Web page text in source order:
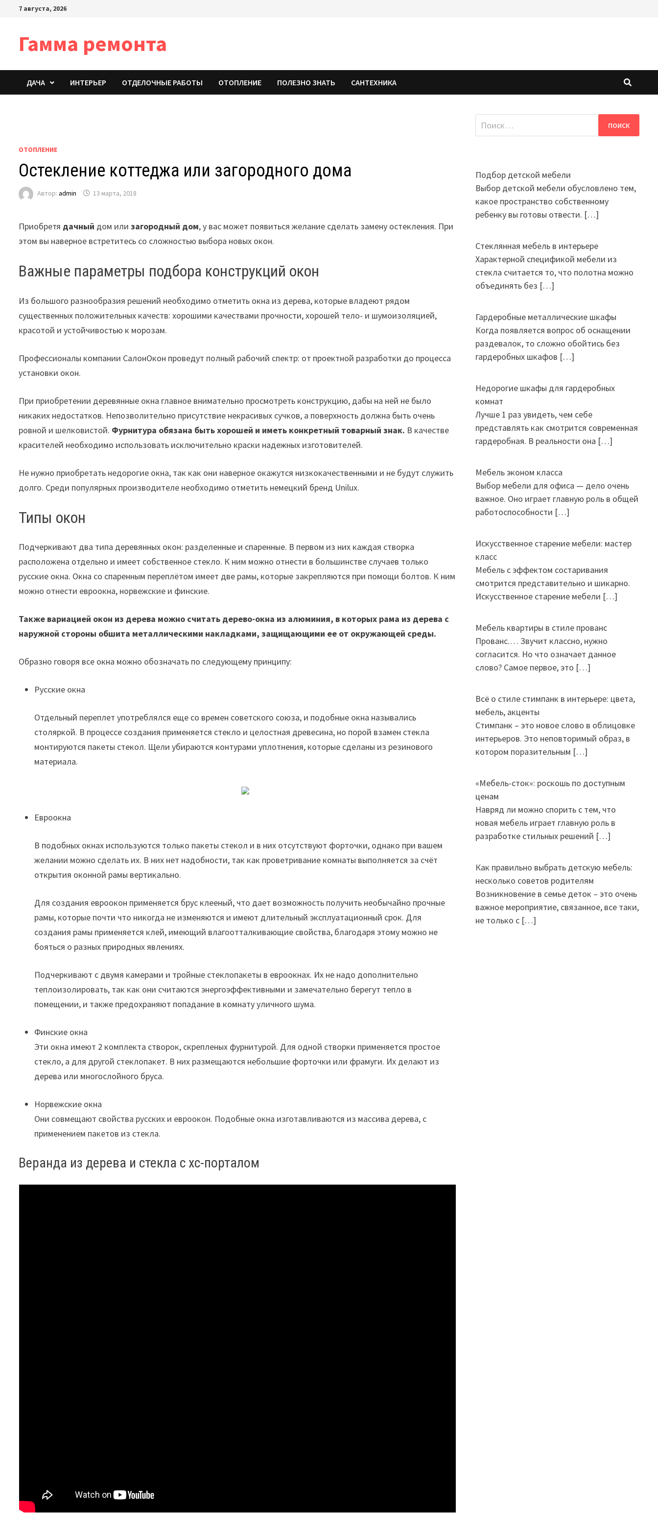
Перейти7 августа, 2026
Гамма ремонта
ДАЧА ИНТЕРЬЕР ОТДЕЛОЧНЫЕ РАБОТЫ ОТОПЛЕНИЕ ПОЛЕЗНО ЗНАТЬ САНТЕХНИКА
ОТОПЛЕНИЕ
Остекление коттеджа или загородного дома
Автор:admin 13 марта, 2018
Приобретя дачный дом илизагородный дом, у вас может появиться желание сделать замену остекления. При
этом вы наверное встретитесь со сложностью выбора новых окон.
Важные параметры подбора конструкций окон
Из большого разнообразия решений необходимо отметить окна из дерева, которые владеют рядом
существенных положительных качеств: хорошими качествами прочности, хорошей тело- и шумоизоляцией,
красотой и устойчивостью к морозам.
Профессионалы компании СалонОкон проведут полный рабочий спектр: от проектной разработки до процесса
установки окон.
При приобретении деревянные окна главное внимательно просмотреть конструкцию, дабы на ней не было
никаких недостатков. Непозволительно присутствие некрасивых сучков, а поверхность должна быть очень
ровной и шелковистой. Фурнитура обязана быть хорошей и иметь конкретный товарный знак. В качестве
красителей необходимо использовать исключительно краски надежных изготовителей.
Не нужно приобретать недорогие окна, так как они наверное окажутся низкокачественными и не будут служить
долго. Среди популярных производителе необходимо отметить немецкий бренд Unilux.
Типы окон
Подчеркивают два типа деревянных окон: разделенные и спаренные. В первом из них каждая створка
расположена отдельно и имеет собственное стекло. К ним можно отнести в большинстве случаев только
русские окна. Окна со спаренным переплётом имеет две рамы, которые закрепляются при помощи болтов. К ним
можно отнести евроокна, норвежские и финские.
Также вариацией окон из дерева можно считать дерево-окна из алюминия, в которых рама из дерева с
наружной стороны обшита металлическими накладками, защищающими ее от окружающей среды.
Образно говоря все окна можно обозначать по следующему принципу:
Русские окна
Отдельный переплет употреблялся еще со времен советского союза, и подобные окна назывались
столяркой. В процессе создания применяется стекло и целостная древесина, но порой взамен стекла
монтируются пакеты стекол. Щели убираются контурами уплотнения, которые сделаны из резинового
материала.
Евроокна
В подобных окнах используются только пакеты стекол и в них отсутствуют форточки, однако при вашем
желании можно сделать их. В них нет надобности, так как проветривание комнаты выполняется за счёт
открытия оконной рамы вертикально.
Для создания евроокон применяется брус клееный, что дает возможность получить необычайно прочные
рамы, которые почти что никогда не изменяются и имеют длительный эксплуатационный срок. Для
создания рамы применяется клей, имеющий влагоотталкивающие свойства, благодаря этому можно не
бояться о разных природных явлениях.
Подчеркивают с двумя камерами и тройные стеклопакеты в евроокнах. Их не надо дополнительно
теплоизолировать, так как они считаются энергоэффективными и замечательно берегут тепло в
помещении, и также предохраняют попадание в комнату уличного шума.
Финские окна
Эти окна имеют 2 комплекта створок, скрепленых фурнитурой. Для одной створки применяется простое
стекло, а для другой стеклопакет. В них размещаются небольшие форточки или фрамуги. Их делают из
дерева или многослойного бруса.
Норвежские окна
Они совмещают свойства русских и евроокон. Подобные окна изготавливаются из массива дерева, с
применением пакетов из стекла.
Веранда из дерева и стекла с хс-порталом
Найти:
Подбор детской мебели
Выбор детской мебели обусловлено тем,
какое пространство собственному
ребенку вы готовы отвести. […]
Стеклянная мебель в интерьере
Характерной спецификой мебели из
стекла считается то, что полотна можно
объединять без […]
Гардеробные металлические шкафы
Когда появляется вопрос об оснащении
раздевалок, то сложно обойтись без
гардеробных шкафов […]
Недорогие шкафы для гардеробных
комнат
Лучше 1 раз увидеть, чем себе
представлять как смотрится современная
гардеробная. В реальности она […]
Мебель эконом класса
Выбор мебели для офиса — дело очень
важное. Оно играет главную роль в общей
работоспособности […]
Искусственное старение мебели: мастер
класс
Мебель с эффектом состаривания
смотрится представительно и шикарно.
Искусственное старение мебели […]
Мебель квартиры в стиле прованс
Прованс.… Звучит классно, нужно
согласится. Но что означает данное
слово? Самое первое, это […]
Всё о стиле стимпанк в интерьере: цвета,
мебель, акценты
Стимпанк – это новое слово в облицовке
интерьеров. Это неповторимый образ, в
котором поразительным […]
«Мебель-сток»: роскошь по доступным
ценам
Навряд ли можно спорить с тем, что
новая мебель играет главную роль в
разработке стильных решений […]
Как правильно выбрать детскую мебель:
несколько советов родителям
Возникновение в семье деток – это очень
важное мероприятие, связанное, все таки,
не только с […]